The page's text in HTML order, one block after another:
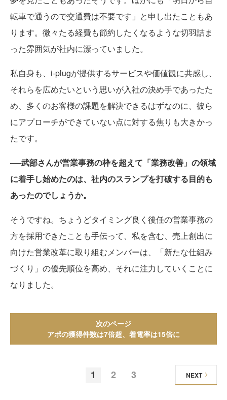
転車で通うので交通費は不要です」と申し出たこともあ
ります。微々たる経費も節約したくなるような切羽詰ま
った雰囲気が社内に漂っていました。
私自身も、i-plugが提供するサービスや価値観に共感し、
それらを広めたいという思いが入社の決め手であったた
め、多くのお客様の課題を解決できるはずなのに、彼ら
にアプローチができていない点に対する焦りも大きかっ
たです。
──武部さんが営業事務の枠を超えて「業務改善」の領域
に着手し始めたのは、社内のスランプを打破する目的も
あったのでしょうか。
そうですね。ちょうどタイミング良く後任の営業事務の
方を採用できたことも手伝って、私を含む、売上創出に
向けた営業改革に取り組むメンバーは、「新たな仕組み
づくり」の優先順位を高め、それに注力していくことに
なりました。
次のページ
アポの獲得件数は7倍超、着電率は15倍に
1 2 3 NEXT